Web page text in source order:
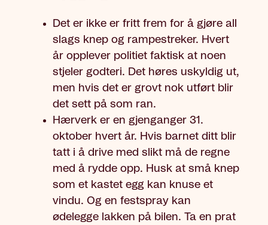
Det er ikke er fritt frem for å gjøre all
slags knep og rampestreker. Hvert
år opplever politiet faktisk at noen
stjeler godteri. Det høres uskyldig ut,
men hvis det er grovt nok utført blir
det sett på som ran.
Hærverk er en gjenganger 31.
oktober hvert år. Hvis barnet ditt blir
tatt i å drive med slikt må de regne
med å rydde opp. Husk at små knep
som et kastet egg kan knuse et
vindu. Og en festspray kan
ødelegge lakken på bilen. Ta en prat